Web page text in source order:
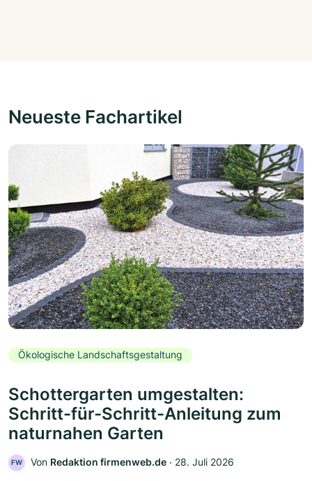
Neueste Fachartikel
Ökologische Landschaftsgestaltung
Schottergarten umgestalten:
Schritt-für-Schritt-Anleitung zum
naturnahen Garten
FW Von Redaktion firmenweb.de ‧ 28. Juli 2026